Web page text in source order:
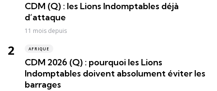
CDM (Q) : les Lions Indomptables déjà
d’attaque
11 mois depuis
AFRIQUE
CDM 2026 (Q) : pourquoi les Lions
Indomptables doivent absolument éviter les
barrages